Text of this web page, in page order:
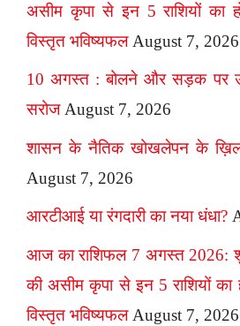
असीम कृपा से इन 5 राशियों का
विस्तृत भविष्यफल August 7, 2026
10 अगस्त : बोलने और सड़क पर
सरोज August 7, 2026
शासन के नैतिक खोखलेपन के
August 7, 2026
आरटीआई या रंगदारी का नया धंधा?
आज का राशिफल 7 अगस्त 2026:
की असीम कृपा से इन 5 राशियों का
विस्तृत भविष्यफल August 7, 2026